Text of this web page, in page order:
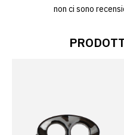
non ci sono